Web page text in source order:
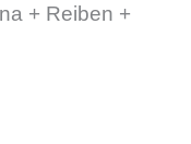
+ Reiben +